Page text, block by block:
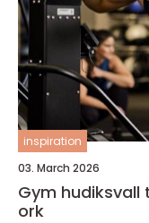
inspiration
03. March 2026
Gym hudiksvall träning för vardag, hälsa och
ork